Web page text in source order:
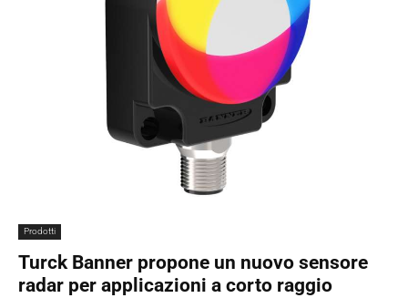
Prodotti
Turck Banner propone un nuovo sensore
radar per applicazioni a corto raggio